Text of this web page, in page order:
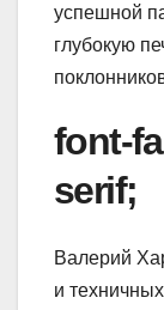
успешной
глубокую
font-
serif;
Валерий
и